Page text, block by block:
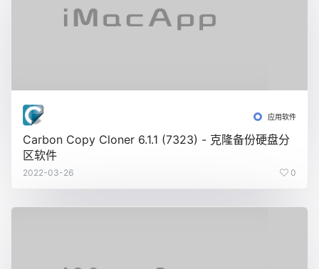
应用软件
Carbon Copy Cloner 6.1.1 (7323) - 克隆备份硬盘分
区软件
2022-03-26 0